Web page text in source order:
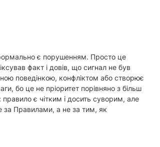
є порушенням. Просто це
факт і довів, що сигнал не був
поведінкою, конфліктом або створює
бо це не пріоритет порівняно з більш
є чітким і досить суворим, але
за Правилами, а не за тим, як